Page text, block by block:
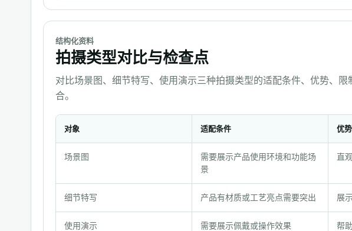
结构化资料
拍摄类型对比与检查点
对比场景图、细节特写、使用演示三种拍摄类型的适配条件、优势、
合。
类
型
对
比
对象 适配条件 优势
场景图
需要展示产品使用环境和功能场
景
直
细节特写 产品有材质或工艺亮点需要突出 展
使用演示 需要展示佩戴或操作效果 帮